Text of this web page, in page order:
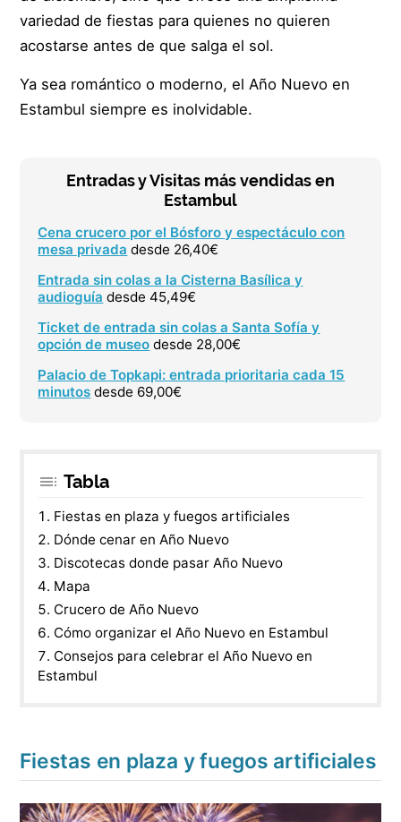
variedad de fiestas para quienes no quieren
acostarse antes de que salga el sol.
Ya sea romántico o moderno, el Año Nuevo en
Estambul siempre es inolvidable.
Entradas y Visitas más vendidas en
Estambul
Cena crucero por el Bósforo y espectáculo con
mesa privada desde 26,40€
Entrada sin colas a la Cisterna Basílica y
audioguía desde 45,49€
Ticket de entrada sin colas a Santa Sofía y
opción de museo desde 28,00€
Palacio de Topkapi: entrada prioritaria cada 15
minutos desde 69,00€
Tabla
Fiestas en plaza y fuegos artificiales
Dónde cenar en Año Nuevo
Discotecas donde pasar Año Nuevo
Mapa
Crucero de Año Nuevo
Cómo organizar el Año Nuevo en Estambul
Consejos para celebrar el Año Nuevo en
Estambul
Fiestas en plaza y fuegos artificiales